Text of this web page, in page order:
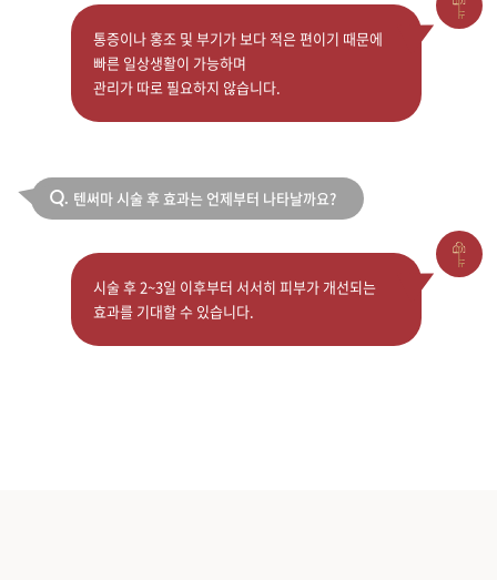
통증이나 홍조 및 부기가 보다 적은 편이기 때문에
빠른 일상생활이 가능하며
관리가 따로 필요하지 않습니다.
Q. 텐써마 시술 후 효과는 언제부터 나타날까요?
시술 후 2~3일 이후부터 서서히 피부가 개선되는
효과를 기대할 수 있습니다.